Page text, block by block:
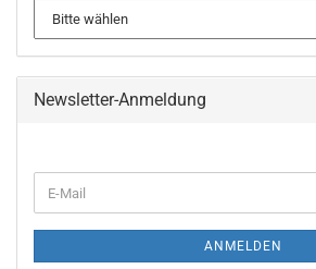
Newsletter-Anmeldung
ZUR
E-
Mail
ANMELDEN